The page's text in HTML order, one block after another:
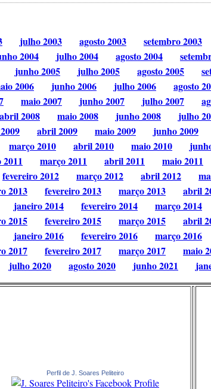
julho 2003 agosto 2003 setembro 2003
2004 julho 2004 agosto 2004
junho 2005 julho 2005 agosto 2005
2006 junho 2006 julho 2006 agosto
maio 2007 junho 2007 julho 2007
abril 2008 maio 2008 junho 2008 julho
abril 2009 maio 2009 junho 2009
março 2010 abril 2010 maio 2010
março 2011 abril 2011 maio 2011
fevereiro 2012 março 2012 abril 2012
2013 fevereiro 2013 março 2013 abril
janeiro 2014 fevereiro 2014 março 2014
2015 fevereiro 2015 março 2015 abril
janeiro 2016 fevereiro 2016 março 2016
2017 fevereiro 2017 março 2017 maio
julho 2020 agosto 2020 junho 2021
Perfil de J. Soares Peliteiro